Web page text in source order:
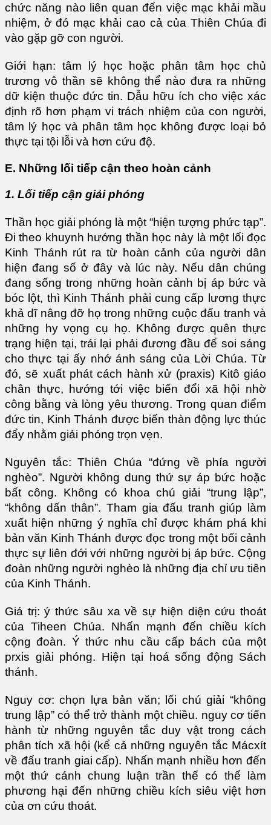
chức năng nào liên quan đến việc mạc khải mầu
nhiệm, ở đó mạc khải cao cả của Thiên Chúa đi
vào gặp gỡ con người.
Giới hạn: tâm lý học hoặc phân tâm học chủ
trương vô thần sẽ không thể nào đưa ra những
dữ kiện thuộc đức tin. Dẫu hữu ích cho việc xác
định rõ hơn phạm vi trách nhiệm của con người,
tâm lý học và phân tâm học không được loại bỏ
thực tại tội lỗi và hơn cứu độ.
E. Những lối tiếp cận theo hoàn cảnh
1. Lối tiếp cận giải phóng
Thần học giải phóng là một “hiện tượng phức tạp”.
Đi theo khuynh hướng thần học này là một lối đọc
Kinh Thánh rút ra từ hoàn cảnh của người dân
hiện đang số ở đây và lúc này. Nếu dân chúng
đang sống trong những hoàn cảnh bị áp bức và
bóc lột, thì Kinh Thánh phải cung cấp lương thực
khả dĩ nâng đỡ họ trong những cuộc đấu tranh và
những hy vọng cụ họ. Không được quên thực
trạng hiện tại, trái lại phải đương đầu để soi sáng
cho thực tại ấy nhớ ánh sáng của Lời Chúa. Từ
đó, sẽ xuất phát cách hành xử (praxis) Kitô giáo
chân thực, hướng tới việc biến đổi xã hội nhờ
công bằng và lòng yêu thương. Trong quan điểm
đức tin, Kinh Thánh được biến thàn động lực thúc
đẩy nhằm giải phóng trọn vẹn.
Nguyên tắc: Thiên Chúa “đứng về phía người
nghèo”. Người không dung thứ sự áp bức hoặc
bất công. Không có khoa chú giải “trung lập”,
“không dấn thân”. Tham gia đấu tranh giúp làm
xuất hiện những ý nghĩa chỉ được khám phá khi
bản văn Kinh Thánh được đọc trong một bối cảnh
thực sự liên đới với những người bị áp bức. Cộng
đoàn những người nghèo là những địa chỉ ưu tiên
của Kinh Thánh.
Giá trị: ý thức sâu xa về sự hiện diện cứu thoát
của Tiheen Chúa. Nhấn mạnh đến chiều kích
cộng đoàn. Ý thức nhu cầu cấp bách của một
prxis giải phóng. Hiện tại hoá sống động Sách
thánh.
Nguy cơ: chọn lựa bản văn; lối chú giải “không
trung lập” có thể trở thành một chiều. nguy cơ tiến
hành từ những nguyên tắc duy vật trong cách
phân tích xã hội (kể cả những nguyên tắc Mácxít
về đấu tranh giai cấp). Nhấn mạnh nhiều hơn đến
một thứ cánh chung luận trần thế có thể làm
phương hại đến những chiều kích siêu việt hơn
của ơn cứu thoát.